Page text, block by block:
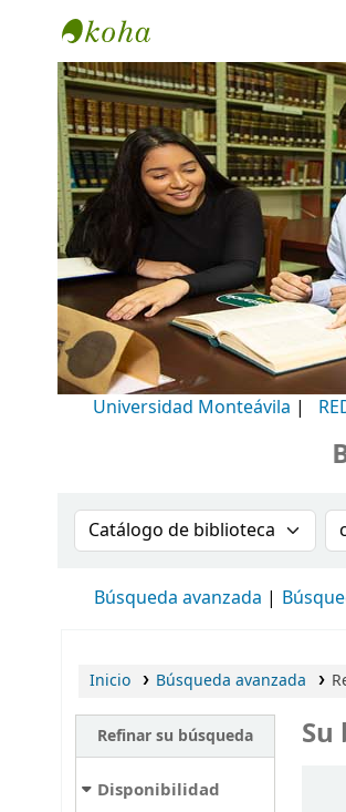
Biblioteca Universidad
Universidad Monteávila |
Buscar en el catálogo por:
Búsqueda avanzada
Inicio Búsqueda avanzada
Refinar su búsqueda
Disponibilidad